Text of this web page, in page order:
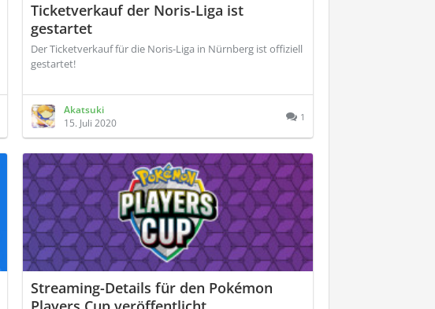
Ticketverkauf der Noris-Liga ist
gestartet
Der Ticketverkauf für die Noris-Liga in Nürnberg ist offiziell
gestartet!
Akatsuki
15. Juli 2020
1
Streaming-Details für den Pokémon